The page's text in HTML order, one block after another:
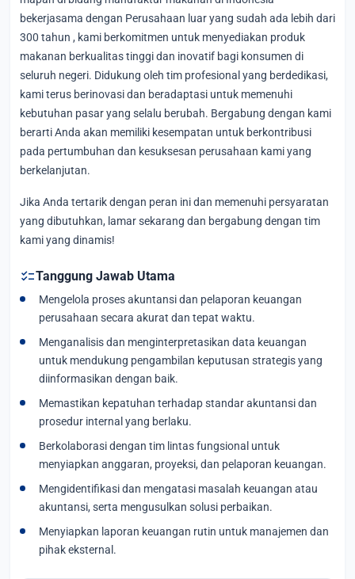
bekerjasama dengan Perusahaan luar yang sudah ada lebih dari
300 tahun , kami berkomitmen untuk menyediakan produk
makanan berkualitas tinggi dan inovatif bagi konsumen di
seluruh negeri. Didukung oleh tim profesional yang berdedikasi,
kami terus berinovasi dan beradaptasi untuk memenuhi
kebutuhan pasar yang selalu berubah. Bergabung dengan kami
berarti Anda akan memiliki kesempatan untuk berkontribusi
pada pertumbuhan dan kesuksesan perusahaan kami yang
berkelanjutan.
Jika Anda tertarik dengan peran ini dan memenuhi persyaratan
yang dibutuhkan, lamar sekarang dan bergabung dengan tim
kami yang dinamis!
checklistTanggung Jawab Utama
Mengelola proses akuntansi dan pelaporan keuangan
perusahaan secara akurat dan tepat waktu.
Menganalisis dan menginterpretasikan data keuangan
untuk mendukung pengambilan keputusan strategis yang
diinformasikan dengan baik.
Memastikan kepatuhan terhadap standar akuntansi dan
prosedur internal yang berlaku.
Berkolaborasi dengan tim lintas fungsional untuk
menyiapkan anggaran, proyeksi, dan pelaporan keuangan.
Mengidentifikasi dan mengatasi masalah keuangan atau
akuntansi, serta mengusulkan solusi perbaikan.
Menyiapkan laporan keuangan rutin untuk manajemen dan
pihak eksternal.